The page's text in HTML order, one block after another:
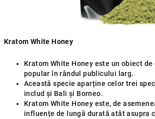
Kratom White Honey
Kratom White Honey este un obiect
popular în rândul publicului larg.
Această specie aparține celor trei
includ și Bali și Borneo.
Kratom White Honey este, de
influențe de lungă durată atât asupra